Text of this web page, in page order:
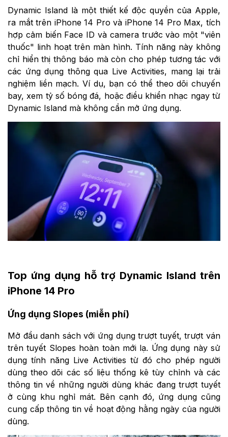
Dynamic Island là một thiết kế độc quyền của Apple,
ra mắt trên iPhone 14 Pro và iPhone 14 Pro Max, tích
hợp cảm biến Face ID và camera trước vào một "viên
thuốc" linh hoạt trên màn hình. Tính năng này không
chỉ hiển thị thông báo mà còn cho phép tương tác với
các ứng dụng thông qua Live Activities, mang lại trải
nghiệm liền mạch. Ví dụ, bạn có thể theo dõi chuyến
bay, xem tỷ số bóng đá, hoặc điều khiển nhạc ngay từ
Dynamic Island mà không cần mở ứng dụng.
Top ứng dụng hỗ trợ Dynamic Island trên
iPhone 14 Pro
Ứng dụng Slopes (miễn phí)
Mở đầu danh sách với ứng dụng trượt tuyết, trượt ván
trên tuyết Slopes hoàn toàn mới lạ. Ứng dụng này sử
dụng tính năng Live Activities từ đó cho phép người
dùng theo dõi các số liệu thống kê tùy chỉnh và các
thông tin về những người dùng khác đang trượt tuyết
ở cùng khu nghỉ mát. Bên cạnh đó, ứng dụng cũng
cung cấp thông tin về hoạt động hằng ngày của người
dùng.